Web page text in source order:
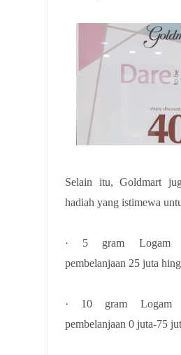
Selain itu, Goldmart
hadiah yang istimewa
· 5 gram Logam
pembelanjaan 25 juta
· 10 gram Logam
pembelanjaan 0 juta-75